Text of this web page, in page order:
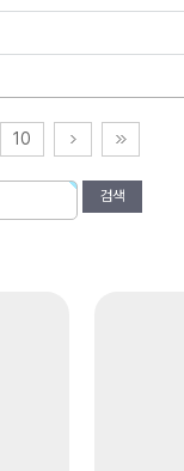
10
검색